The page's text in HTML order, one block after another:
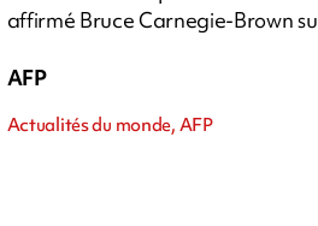
affirmé Bruce Carnegie-Brown
AFP
Actualités du monde, AFP